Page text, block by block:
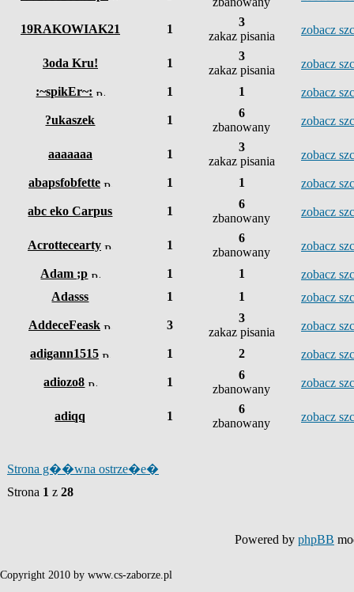
19RAKOWIAK21 1
3
zakaz pisania
zobacz
3oda Kru! 1
3
zakaz pisania
zobacz
:~spikEr~: 1 1 zobacz
?ukaszek 1
6
zbanowany
zobacz
aaaaaaa 1
3
zakaz pisania
zobacz
abapsfobfette 1 1 zobacz
abc eko Carpus 1
6
zbanowany
zobacz
Acrottecearty 1
6
zbanowany
zobacz
Adam ;p 1 1
zobacz
Adasss
1 1 zobacz
AddeceFeask 3
3
zakaz pisania
zobacz
adigann1515 1 2 zobacz
adiozo8 1
6
zbanowany
zobacz
adiqq 1
6
zbanowany
zobacz
Strona g��wna ostrze�e�
Strona 1 z 28
Powered by phpBB
Copyright 2010 by www.cs-zaborze.pl